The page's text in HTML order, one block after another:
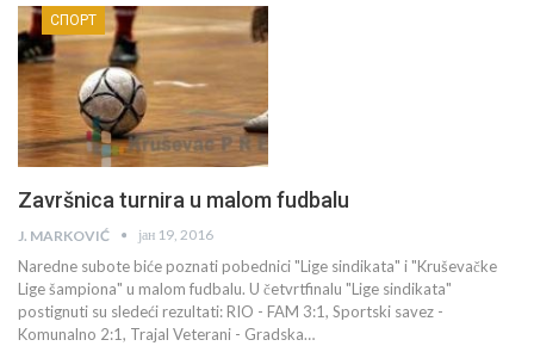
СПОРТ
Završnica turnira u malom fudbalu
J. MARKOVIĆ јан 19, 2016
Naredne subote biće poznati pobednici "Lige sindikata" i "Kruševačke
Lige šampiona" u malom fudbalu. U četvrtfinalu "Lige sindikata"
postignuti su sledeći rezultati: RIO - FAM 3:1, Sportski savez -
Komunalno 2:1, Trajal Veterani - Gradska…